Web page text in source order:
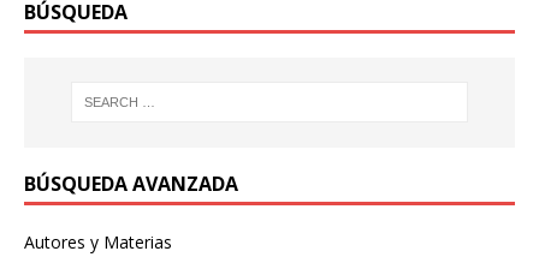
BÚSQUEDA
BÚSQUEDA AVANZADA
Autores y Materias